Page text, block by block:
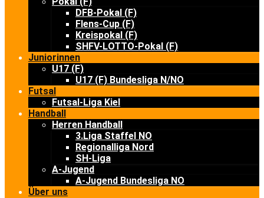
DFB-Pokal (F)
Flens-Cup (F)
Kreispokal (F)
SHFV-LOTTO-Pokal (F)
Juniorinnen
U17 (F)
U17 (F) Bundesliga N/NO
Futsal
Futsal-Liga Kiel
Handball
Herren Handball
3.Liga Staffel NO
Regionalliga Nord
SH-Liga
A-Jugend
A-Jugend Bundesliga NO
Über uns